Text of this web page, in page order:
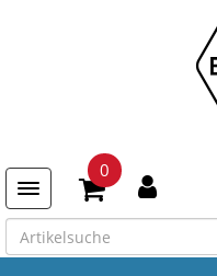
Toggle navigation
0